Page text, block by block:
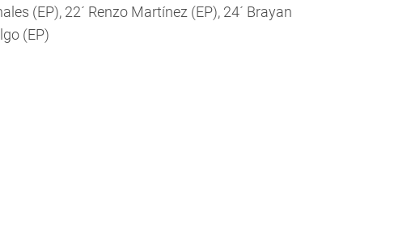
(EP), 22´ Renzo Martínez (EP), 24´ Brayan
(EP)